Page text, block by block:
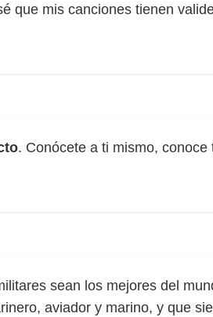
que mis canciones tienen
. Conócete a ti mismo, conoce
sean los mejores del
aviador y marino, y que